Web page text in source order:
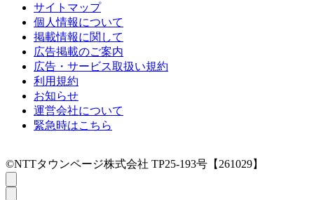
サイトマップ
個人情報について
掲載情報に関して
広告掲載のご案内
広告・サービス取扱い規約
利用規約
お知らせ
運営会社について
緊急時はこちら
©NTTタウンページ株式会社 TP25-193号【261029】